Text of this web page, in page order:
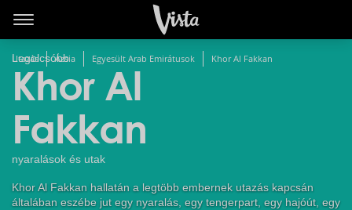
Utazás Ázsia Egyesült Arab Emirátusok Khor Al Fakkan
Legolcsóbb
Khor Al
Fakkan
nyaralások és utak
Khor Al Fakkan hallatán a legtöbb embernek utazás kapcsán
általában eszébe jut egy nyaralás, egy tengerpart, egy hajóút, egy